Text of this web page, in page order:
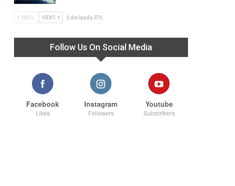
PREV NEXT 1 daripada 371
Follow Us On Social Media
Facebook
Likes
Instagram
Followers
Youtube
Subscribers